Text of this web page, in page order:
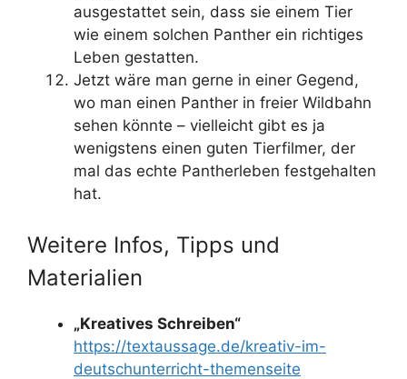
ausgestattet sein, dass sie einem Tier
wie einem solchen Panther ein richtiges
Leben gestatten.
Jetzt wäre man gerne in einer Gegend,
wo man einen Panther in freier Wildbahn
sehen könnte – vielleicht gibt es ja
wenigstens einen guten Tierfilmer, der
mal das echte Pantherleben festgehalten
hat.
Weitere Infos, Tipps und
Materialien
„Kreatives Schreiben“
https://textaussage.de/kreativ-im-
deutschunterricht-themenseite